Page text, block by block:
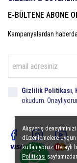
Alışveriş
düzenlemelere
kullanıyoruz. Detaylı
Politikası
E-BÜLTENE ABONE
Kampanyalardan
Gizlilik Politikası,
okudum.